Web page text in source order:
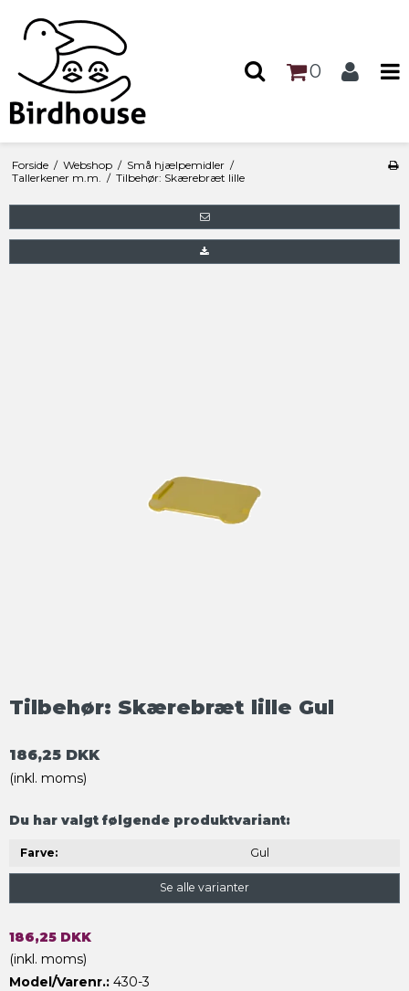
0
Forside / Webshop / Små hjælpemidler /
Tallerkener m.m.
/ Tilbehør: Skærebræt lille
Tilbehør: Skærebræt lille Gul
186,25 DKK
(inkl. moms)
Du har valgt følgende produktvariant:
Farve: Gul
Se alle varianter
186,25 DKK
(inkl. moms)
Model/Varenr.: 430-3